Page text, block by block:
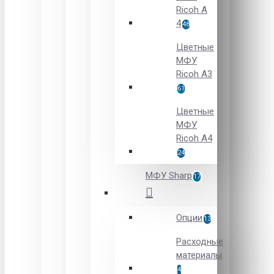
Ricoh A
448
Цветные
МФУ
Ricoh A3
61
Цветные
МФУ
Ricoh A4
24
МФУ Sharp 17
Опции 13
Расходные
материалы
4